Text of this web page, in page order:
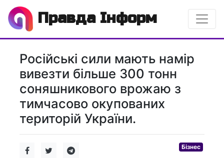
Правда Інформ
Російські сили мають намір
вивезти більше 300 тонн
соняшникового врожаю з
тимчасово окупованих
територій України.
Бізнес